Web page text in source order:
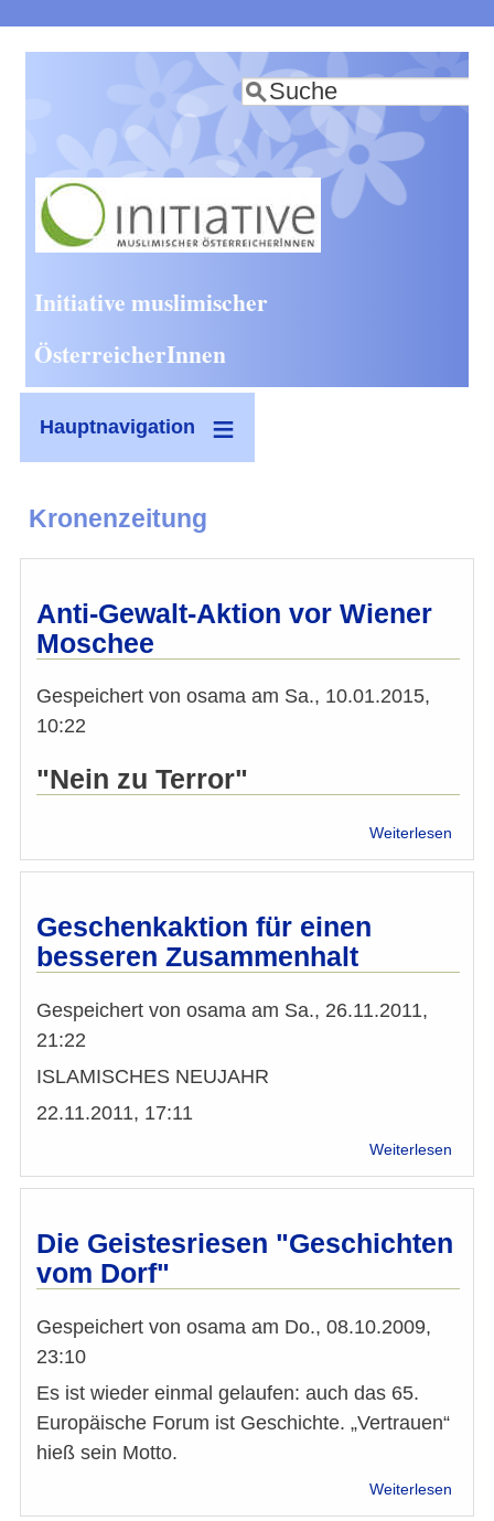
zum
Inhalt
Suche
Initiative muslimischer
ÖsterreicherInnen
Hauptnavigation
Kronenzeitung
Anti-Gewalt-Aktion vor Wiener
Moschee
Gespeichert von osama am Sa., 10.01.2015,
10:22
"Nein zu Terror"
Weiterlesen
Geschenkaktion für einen
besseren Zusammenhalt
Gespeichert von osama am Sa., 26.11.2011,
21:22
ISLAMISCHES NEUJAHR
22.11.2011, 17:11
Weiterlesen
für
Die Geistesriesen "Geschichten
vom Dorf"
Gespeichert von osama am Do., 08.10.2009,
23:10
Es ist wieder einmal gelaufen: auch das 65.
Europäische Forum ist Geschichte. „Vertrauen“
hieß sein Motto.
Weiterlesen